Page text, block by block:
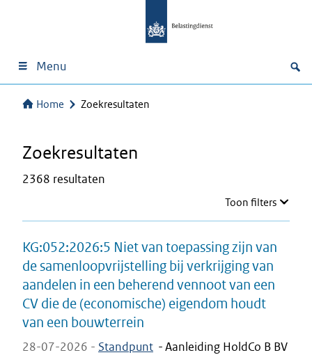
Menu
Home Zoekresultaten
Zoekresultaten
2368 resultaten
Toon filters
KG:052:2026:5 Niet van toepassing zijn van
de samenloopvrijstelling bij verkrijging van
aandelen in een beherend vennoot van een
CV die de (economische) eigendom houdt
van een bouwterrein
28-07-2026 - Standpunt -Aanleiding HoldCo B BV